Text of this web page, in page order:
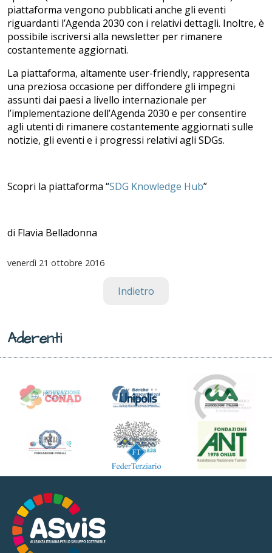
piattaforma vengono pubblicati anche gli eventi
riguardanti l’Agenda 2030 con i relativi dettagli. Inoltre, è
possibile iscriversi alla newsletter per rimanere
costantemente aggiornati.
La piattaforma, altamente user-friendly, rappresenta
una preziosa occasione per diffondere gli impegni
assunti dai paesi a livello internazionale per
l’implementazione dell’Agenda 2030 e per consentire
agli utenti di rimanere costantemente aggiornati sulle
notizie, gli eventi e i progressi relativi agli SDGs.
Scopri la piattaforma “SDG Knowledge Hub”
di Flavia Belladonna
venerdì 21 ottobre 2016
Indietro
Aderenti